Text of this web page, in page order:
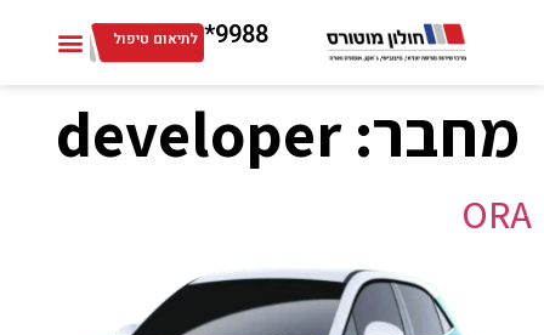
9988* לתיאום טיפול
מחבר:developer
ORA